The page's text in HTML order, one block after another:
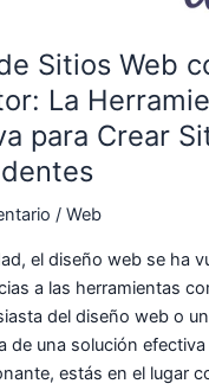
Sitios Web
La
para Crear
/Web
el diseño web se ha
a las herramientas
del diseño web o
de una solución
estás en el lugar